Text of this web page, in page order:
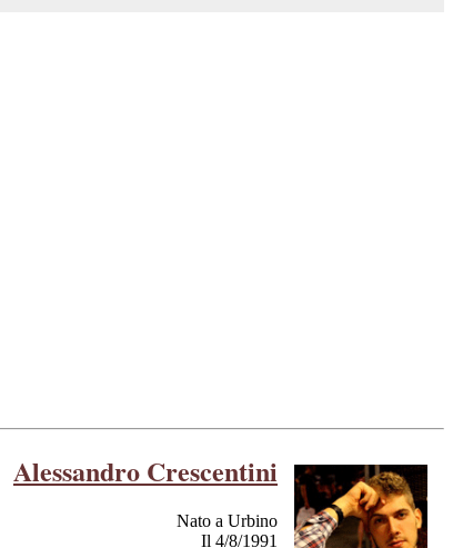
Alessandro Crescentini
Nato a Urbino
Il 4/8/1991